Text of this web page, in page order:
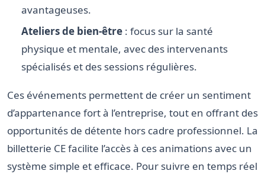
avantageuses.
Ateliers de bien-être : focus sur la santé
physique et mentale, avec des intervenants
spécialisés et des sessions régulières.
Ces événements permettent de créer un sentiment
d’appartenance fort à l’entreprise, tout en offrant des
opportunités de détente hors cadre professionnel. La
billetterie CE facilite l’accès à ces animations avec un
système simple et efficace. Pour suivre en temps réel